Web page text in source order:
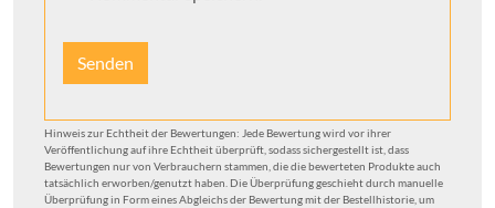
Hinweis zur Echtheit der Bewertungen: Jede Bewertung wird vor ihrer
Veröffentlichung auf ihre Echtheit überprüft, sodass sichergestellt ist, dass
Bewertungen nur von Verbrauchern stammen, die die bewerteten Produkte auch
tatsächlich erworben/genutzt haben. Die Überprüfung geschieht durch manuelle
Überprüfung in Form eines Abgleichs der Bewertung mit der Bestellhistorie, um